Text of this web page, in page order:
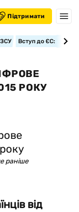
Підтримати
ЗСУ Вступ до ЄС:
РОКУ
раніше
від